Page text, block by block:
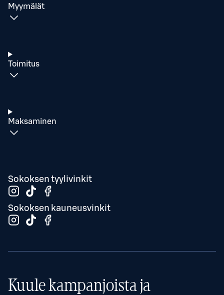
Myymälät
Toimitus
Maksaminen
Sokoksen tyylivinkit
Sokoksen kauneusvinkit
Kuule kampanjoista ja